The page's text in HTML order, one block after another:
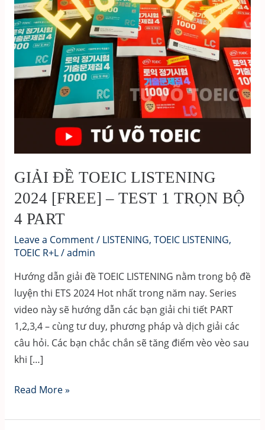
GIẢI ĐỀ TOEIC LISTENING
2024 [FREE] – TEST 1 TRỌN BỘ
4 PART
Leave a Comment/ LISTENING, TOEIC LISTENING,
TOEIC R+L/admin
Hướng dẫn giải đề TOEIC LISTENING nằm trong bộ đề
luyện thi ETS 2024 Hot nhất trong năm nay. Series
video này sẽ hướng dẫn các bạn giải chi tiết PART
1,2,3,4 – cùng tư duy, phương pháp và dịch giải các
câu hỏi. Các bạn chắc chắn sẽ tăng điểm vèo vèo sau
khi […]
GIẢI
TOEIC
Read More »